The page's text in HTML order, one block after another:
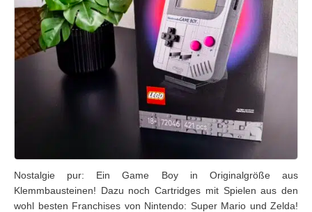
Nostalgie pur: Ein Game Boy in Originalgröße aus
Klemmbausteinen! Dazu noch Cartridges mit Spielen aus den
wohl besten Franchises von Nintendo: Super Mario und Zelda!